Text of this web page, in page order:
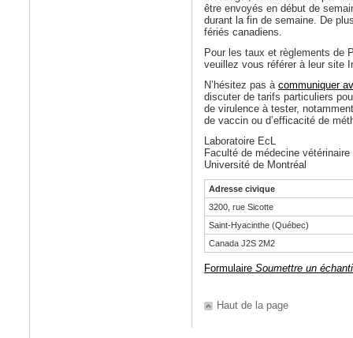
être envoyés en début de
durant la fin de semaine. De
fériés canadiens.
Pour les taux et règlements de
veuillez vous référer à leur site
N’hésitez pas à communiquer
discuter de tarifs particuliers
de virulence à tester,
de vaccin ou d’efficacité de
Laboratoire EcL
Faculté de médecine vétérinaire
Université de Montréal
Adresse civique
3200, rue Sicotte
Saint-Hyacinthe (Québec)
Canada J2S 2M2
Formulaire Soumettre un
Haut de la page